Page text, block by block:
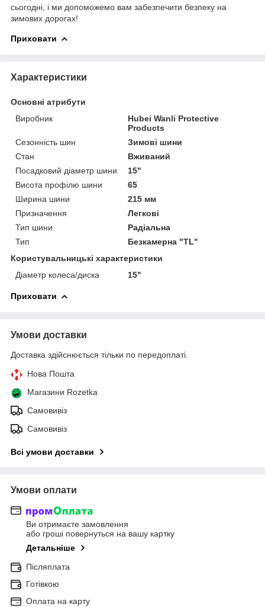
сьогодні, і ми допоможемо вам забезпечити безпеку на
зимових дорогах!
Приховати
Характеристики
Основні атрибути
Виробник
Hubei Wanli Protective
Products
Сезонність шин
Зимові шини
Стан
Вживаний
Посадковий діаметр шини
15"
Висота профілю шини
65
Ширина шини
215 мм
Призначення
Легкові
Тип шини
Радіальна
Тип
Безкамерна "TL"
Користувальницькі характеристики
Діаметр колеса/диска
15"
Приховати
Умови доставки
Доставка здійснюється тільки по передоплаті.
Нова Пошта
Магазини Rozetka
Самовивіз
Самовивіз
Всі умови доставки
Умови оплати
Ви отримаєте замовлення
або гроші повернуться на вашу картку
Детальніше
Післяплата
Готівкою
Оплата на карту